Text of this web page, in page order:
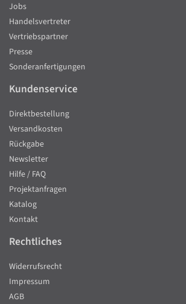
Jobs
Handelsvertreter
Vertriebspartner
Presse
Sonderanfertigungen
Kundenservice
Direktbestellung
Versandkosten
Rückgabe
Newsletter
Hilfe / FAQ
Projektanfragen
Katalog
Kontakt
Rechtliches
Widerrufsrecht
Impressum
AGB